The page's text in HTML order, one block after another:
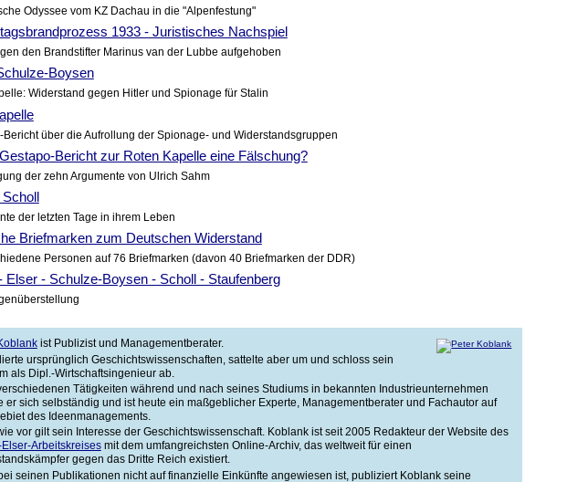
Odyssee vom KZ Dachau in die "Alpenfestung"
1933 - Juristisches Nachspiel
den Brandstifter Marinus van der Lubbe aufgehoben
Boysen
Widerstand gegen Hitler und Spionage für Stalin
Bericht über die Aufrollung der Spionage- und Widerstandsgruppen
Bericht zur Roten Kapelle eine Fälschung?
der zehn Argumente von Ulrich Sahm
Scholl
der letzten Tage in ihrem Leben
Briefmarken zum Deutschen Widerstand
Personen auf 76 Briefmarken (davon 40 Briefmarken der DDR)
Elser - Schulze-Boysen - Scholl - Staufenberg
ist Publizist und Managementberater.
ursprünglich Geschichtswissenschaften, sattelte aber um und schloss sein
als Dipl.-Wirtschaftsingenieur ab.
Tätigkeiten während und nach seines Studiums in bekannten Industrieunternehmen
er sich selbständig und ist heute ein maßgeblicher Experte, Managementberater und Fachautor auf
des Ideenmanagements.
vor gilt sein Interesse der Geschichtswissenschaft. Koblank ist seit 2005 Redakteur der Website des
Arbeitskreisesmit dem umfangreichsten Online-Archiv, das weltweit für einen
gegen das Dritte Reich existiert.
seinen Publikationen nicht auf finanzielle Einkünfte angewiesen ist, publiziert Koblank seine